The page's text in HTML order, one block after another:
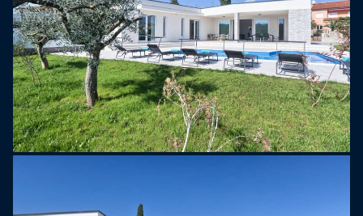
parkingowe.
Dom wakacyjny o powierzchni 140 m2 pomieści
4-6 osób i obejmuje w pełni wyposażoną kuchnię,
jadalnię i salon w pojedynczej otwartej przestrzeni
z dużymi szklanymi oknami i bezpośrednim
dostępem do zachęcającej przestrzeni
prysznicem/toaletą oraz bezpośrednim dostępem